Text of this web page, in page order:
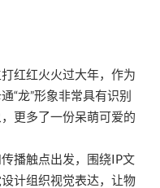
红红火火过大年，作为
“龙”形象非常具有识别
更多了一份呆萌可爱的
播触点出发，围绕IP文
计组织视觉表达，让物